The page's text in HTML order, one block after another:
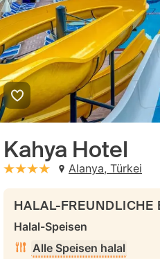
Kahya Hotel
stars: 4
Alanya, Türkei
HALAL-FREUNDLICHE
Halal-Speisen
Alle Speisen halal